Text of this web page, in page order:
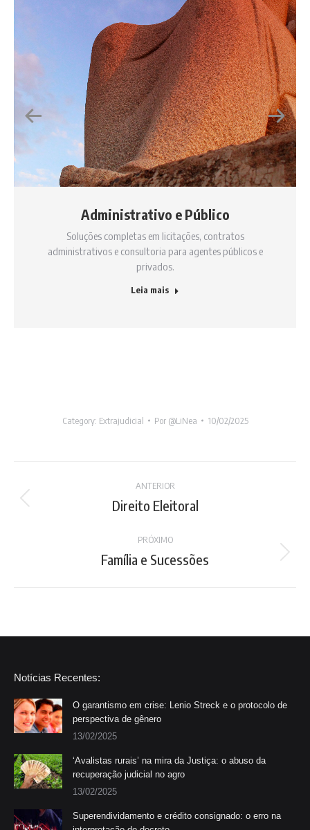
Administrativo e Público
Soluções completas em licitações, contratos
administrativos e consultoria para agentes públicos e
privados.
Leia mais
Category: Extrajudicial Por @LiNea 10/02/2025
navigation
ANTERIOR
Previous
Direito Eleitoral
PRÓXIMO
Next
Família e Sucessões
Notícias Recentes:
O garantismo em crise: Lenio Streck e o protocolo de
perspectiva de gênero
13/02/2025
‘Avalistas rurais’ na mira da Justiça: o abuso da
recuperação judicial no agro
13/02/2025
Superendividamento e crédito consignado: o erro na